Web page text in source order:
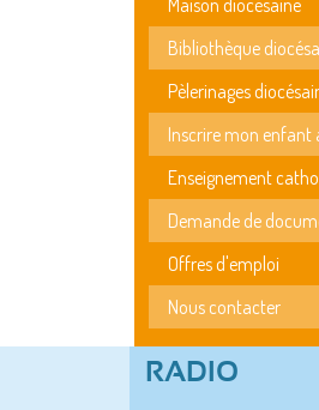
Maison diocésaine
Bibliothèque
Pèlerinages
Inscrire mon enfant
Enseignement
Demande de
Offres d'emploi
Nous contacter
RADIO